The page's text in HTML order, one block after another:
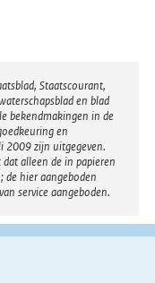
Staatscourant,
en blad
bekendmakingen in de
en
2009 zijn uitgegeven.
alleen de in papieren
de hier aangeboden
service aangeboden.